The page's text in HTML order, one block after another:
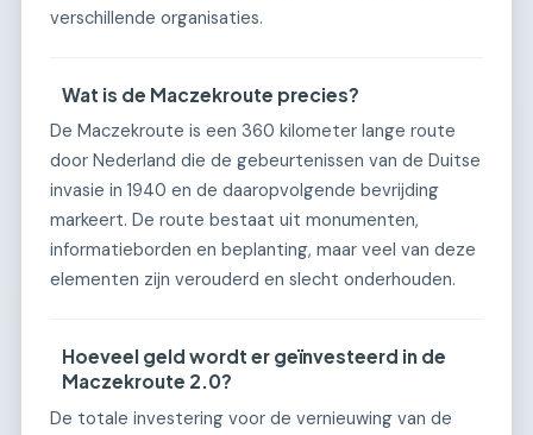
verschillende organisaties.
Wat is de Maczekroute precies?
De Maczekroute is een 360 kilometer lange route
door Nederland die de gebeurtenissen van de Duitse
invasie in 1940 en de daaropvolgende bevrijding
markeert. De route bestaat uit monumenten,
informatieborden en beplanting, maar veel van deze
elementen zijn verouderd en slecht onderhouden.
Hoeveel geld wordt er geïnvesteerd in de
Maczekroute 2.0?
De totale investering voor de vernieuwing van de